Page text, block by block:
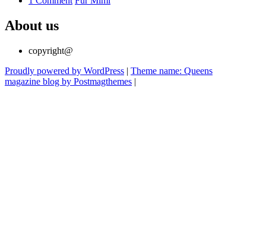
com
a
About us
copyright@
Proudly powered by WordPress | Theme name: Queens
magazine blog by Postmagthemes |